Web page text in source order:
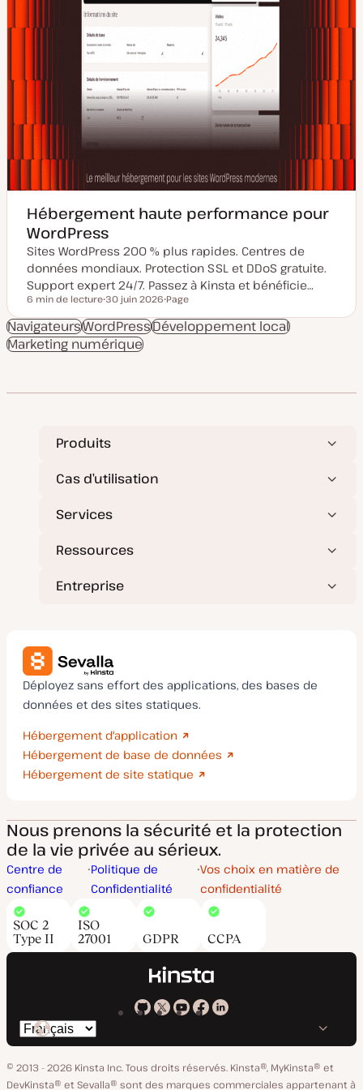
Hébergement haute performance pour
WordPress
Sites WordPress 200 % plus rapides. Centres de
données mondiaux. Protection SSL et DDoS gratuite.
Support expert 24/7. Passez à Kinsta et bénéficie…
Temps de lecture
6 min de lecture
a
t
e
d
s
u
30 juin 2026
y
p
b
Page
NavigateursWordPressDéveloppement local
Marketing numérique
Produits
Cas d’utilisation
Services
Ressources
Entreprise
Déployez sans effort des applications, des bases de
données et des sites statiques.
Hébergement d'application
Hébergement de base de données
Hébergement de site statique
Nous prenons la sécurité et la protection
de la vie privée au sérieux.
Centre de
confiance
Politique de
Confidentialité
Vos choix en matière de
confidentialité
SOC 2
Type II
ISO
27001
GDPR CCPA
Kinsta
GitHub
Kinsta
X
Kinsta
YouTube
Kinsta
Facebook
Kinsta
LinkedIn
Changer
de
langue
© 2013 - 2026 Kinsta Inc. Tous droits réservés. Kinsta®, MyKinsta® et
DevKinsta® et Sevalla® sont des marques commerciales appartenant à